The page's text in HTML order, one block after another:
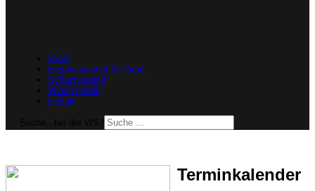
SVW
Ergebnisdienst & Portal
Schachjugend
Verein finden
E-Mail
Terminkalender